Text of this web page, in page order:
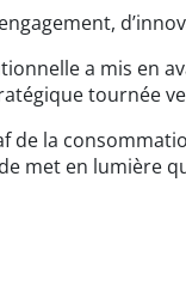
a mis en
tournée
de la
met en lumière